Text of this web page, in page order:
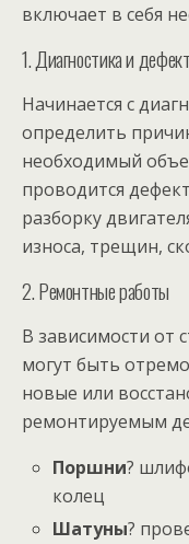
включает в себя
1. Диагностика и
Начинается с
определить
необходимый
проводится
разборку
износа, трещин,
2. Ремонтные работы
В зависимости от
могут быть
новые или
ремонтируемым
Поршни?
колец
Шатуны?